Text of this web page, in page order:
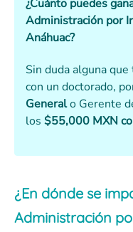
¿Cuánto puedes
Administración por
Anáhuac?
Sin duda alguna
con un doctorado,
Generalo Gerente
los $55,000 MXN
¿En dónde se
Administración